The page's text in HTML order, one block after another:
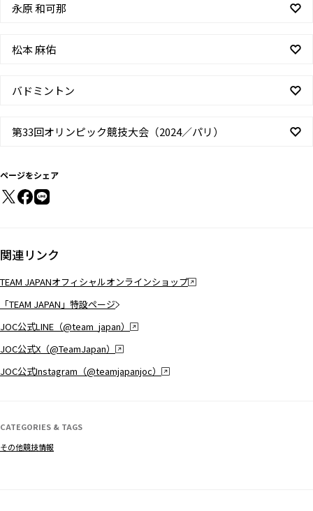
永原 和可那
松本 麻佑
バドミントン
第33回オリンピック競技大会（2024／パリ）
ページをシェア
関連リンク
TEAM JAPANオフィシャルオンラインショップ
「TEAM JAPAN」特設ページ
JOC公式LINE（@team_japan）
JOC公式X（@TeamJapan）
JOC公式Instagram（@teamjapanjoc）
CATEGORIES & TAGS
その他競技情報